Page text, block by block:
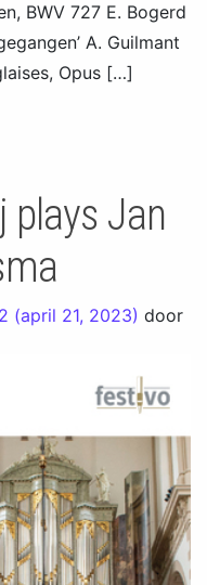
BWV 727 E. Bogerd
A. Guilmant
Opus […]
plays Jan
(april 21, 2023) door